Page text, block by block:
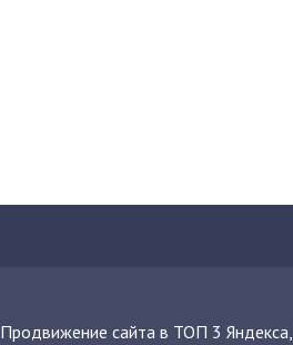
Продвижение сайта в ТОП 3 Яндекса,